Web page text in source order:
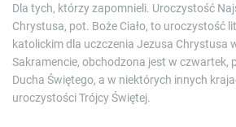
Dla tych, którzy zapomnieli. Uroczystość
Chrystusa, pot. Boże Ciało, to uroczystość
katolickim dla uczczenia Jezusa Chrystusa
Sakramencie, obchodzona jest w czwartek,
Ducha Świętego, a w niektórych innych
uroczystości Trójcy Świętej.